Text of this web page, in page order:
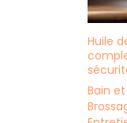
Huile
Bain